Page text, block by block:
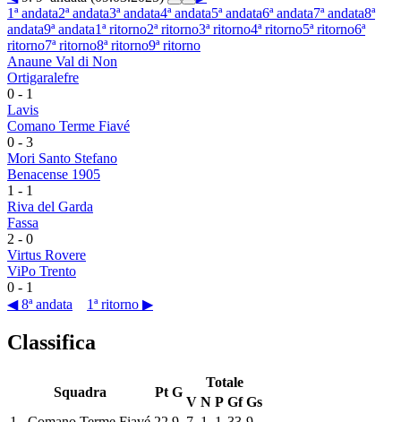
1ª andata2ª andata3ª andata4ª andata5ª andata6ª andata7ª andata8ª
andata9ª andata1ª ritorno2ª ritorno3ª ritorno4ª ritorno5ª ritorno6ª
ritorno7ª ritorno8ª ritorno9ª ritorno
Anaune Val di Non
Ortigaralefre
0 - 1
Lavis
Comano Terme Fiavé
0 - 3
Mori Santo Stefano
Benacense 1905
1 - 1
Riva del Garda
Fassa
2 - 0
Virtus Rovere
ViPo Trento
0 - 1
◀ 8ª andata
1ª ritorno ▶
Classifica
Squadra Pt G
Totale
V N P Gf Gs